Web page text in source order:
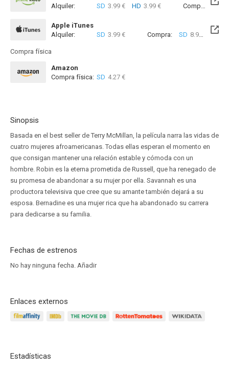
Alquiler:
SD 3.99 € HD 3.99 € Compra: SD
Apple iTunes
Alquiler:
SD 3.99 € Compra: SD 8.99 €
Compra física
Amazon
Compra física: SD 4.27 €
Sinopsis
Basada en el best seller de Terry McMillan, la película narra las vidas de
cuatro mujeres afroamericanas. Todas ellas esperan el momento en
que consigan mantener una relación estable y cómoda con un
hombre. Robin es la eterna prometida de Russell, que ha renegado de
su promesa de abandonar a su mujer por ella. Savannah es una
productora televisiva que cree que su amante también dejará a su
esposa. Bernadine es una mujer rica que ha abandonado su carrera
para dedicarse a su familia.
Fechas de estrenos
No hay ninguna fecha. Añadir
Enlaces externos
Estadísticas